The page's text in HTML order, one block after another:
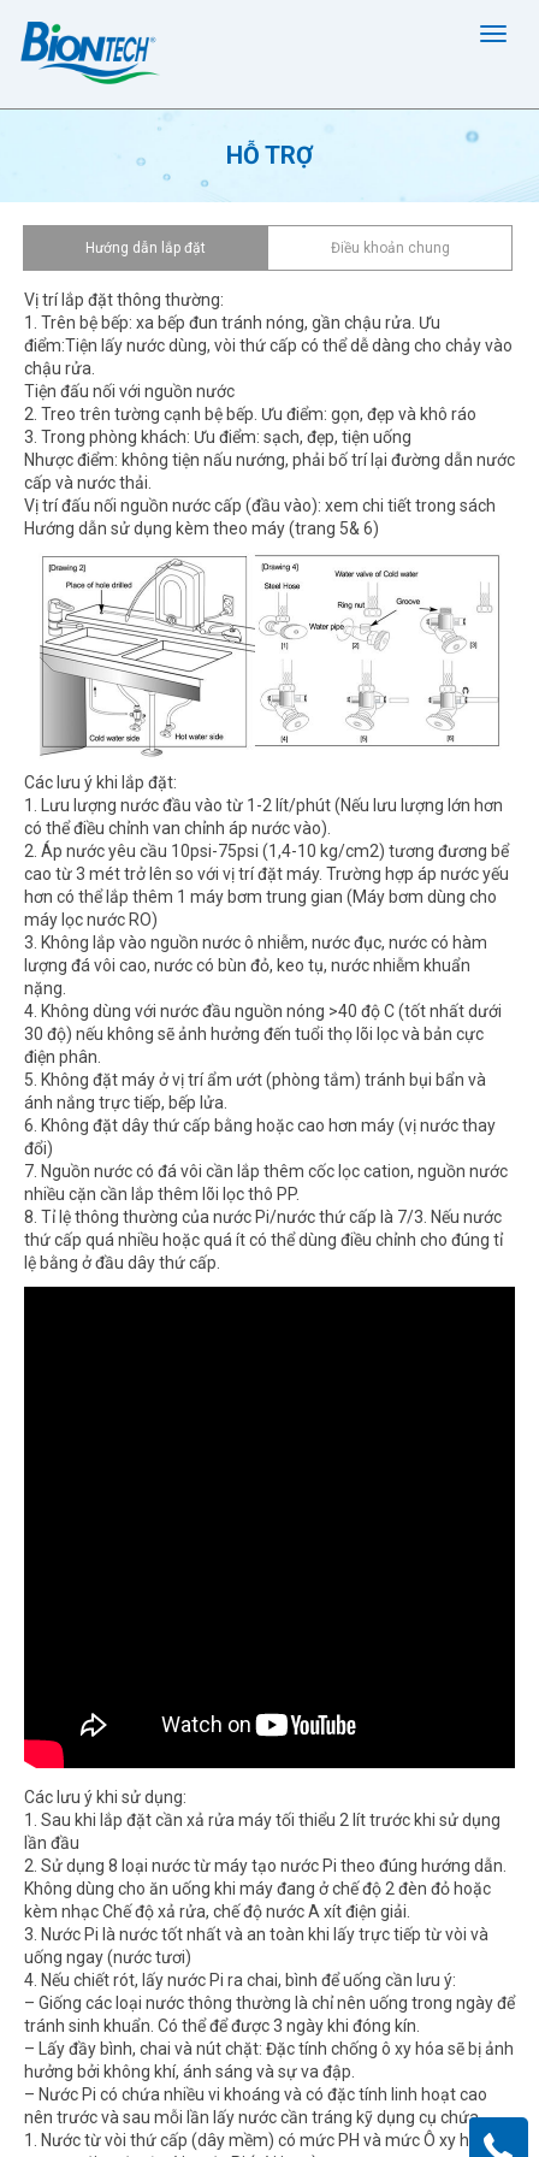
HỖ TRỢ
Hướng dẫn lắp đặt Điều khoản chung
Vị trí lắp đặt thông thường:
1. Trên bệ bếp: xa bếp đun tránh nóng, gần chậu rửa. Ưu
điểm:Tiện lấy nước dùng, vòi thứ cấp có thể dễ dàng cho chảy vào
chậu rửa.
Tiện đấu nối với nguồn nước
2. Treo trên tường cạnh bệ bếp. Ưu điểm: gọn, đẹp và khô ráo
3. Trong phòng khách: Ưu điểm: sạch, đẹp, tiện uống
Nhược điểm: không tiện nấu nướng, phải bố trí lại đường dẫn nước
cấp và nước thải.
Vị trí đấu nối nguồn nước cấp (đầu vào): xem chi tiết trong sách
Hướng dẫn sử dụng kèm theo máy (trang 5& 6)
Các lưu ý khi lắp đặt:
1. Lưu lượng nước đầu vào từ 1-2 lít/phút (Nếu lưu lượng lớn hơn
có thể điều chỉnh van chỉnh áp nước vào).
2. Áp nước yêu cầu 10psi-75psi (1,4-10 kg/cm2) tương đương bể
cao từ 3 mét trở lên so với vị trí đặt máy. Trường hợp áp nước yếu
hơn có thể lắp thêm 1 máy bơm trung gian (Máy bơm dùng cho
máy lọc nước RO)
3. Không lắp vào nguồn nước ô nhiễm, nước đục, nước có hàm
lượng đá vôi cao, nước có bùn đỏ, keo tụ, nước nhiễm khuẩn
nặng.
4. Không dùng với nước đầu nguồn nóng >40 độ C (tốt nhất dưới
30 độ) nếu không sẽ ảnh hưởng đến tuổi thọ lõi lọc và bản cực
điện phân.
5. Không đặt máy ở vị trí ẩm ướt (phòng tắm) tránh bụi bẩn và
ánh nắng trực tiếp, bếp lửa.
6. Không đặt dây thứ cấp bằng hoặc cao hơn máy (vị nước thay
đổi)
7. Nguồn nước có đá vôi cần lắp thêm cốc lọc cation, nguồn nước
nhiều cặn cần lắp thêm lõi lọc thô PP.
8. Tỉ lệ thông thường của nước Pi/nước thứ cấp là 7/3. Nếu nước
thứ cấp quá nhiều hoặc quá ít có thể dùng điều chỉnh cho đúng tỉ
lệ bằng ở đầu dây thứ cấp.
Các lưu ý khi sử dụng:
1. Sau khi lắp đặt cần xả rửa máy tối thiểu 2 lít trước khi sử dụng
lần đầu
2. Sử dụng 8 loại nước từ máy tạo nước Pi theo đúng hướng dẫn.
Không dùng cho ăn uống khi máy đang ở chế độ 2 đèn đỏ hoặc
kèm nhạc Chế độ xả rửa, chế độ nước A xít điện giải.
3. Nước Pi là nước tốt nhất và an toàn khi lấy trực tiếp từ vòi và
uống ngay (nước tươi)
4. Nếu chiết rót, lấy nước Pi ra chai, bình để uống cần lưu ý:
– Giống các loại nước thông thường là chỉ nên uống trong ngày để
tránh sinh khuẩn. Có thể để được 3 ngày khi đóng kín.
– Lấy đầy bình, chai và nút chặt: Đặc tính chống ô xy hóa sẽ bị ảnh
hưởng bởi không khí, ánh sáng và sự va đập.
– Nước Pi có chứa nhiều vi khoáng và có đặc tính linh hoạt cao
nên trước và sau mỗi lần lấy nước cần tráng kỹ dụng cụ chứa.
1. Nước từ vòi thứ cấp (dây mềm) có mức PH và mức Ô xy hóa